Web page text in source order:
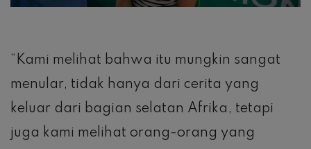
“Kami melihat bahwa itu mungkin sangat
menular, tidak hanya dari cerita yang
keluar dari bagian selatan Afrika, tetapi
juga kami melihat orang-orang yang